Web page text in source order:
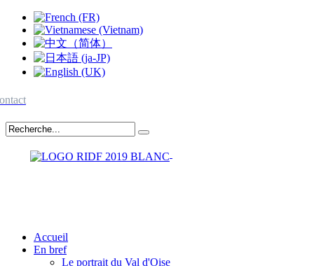
Accueil
En bref
Le portrait du Val d'Oise